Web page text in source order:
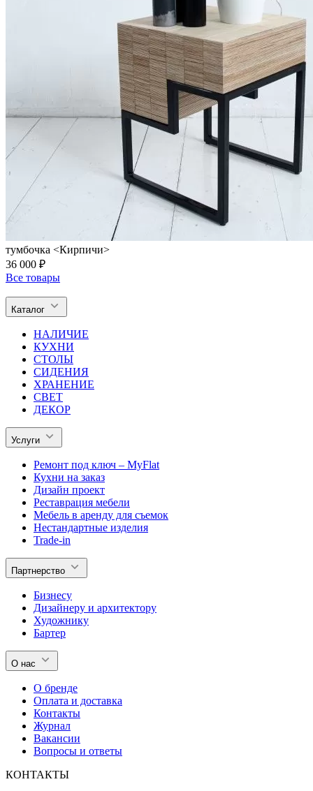
тумбочка <Кирпичи>
36 000 ₽
Все товары
Каталог
НАЛИЧИЕ
КУХНИ
СТОЛЫ
СИДЕНИЯ
ХРАНЕНИЕ
СВЕТ
ДЕКОР
Услуги
Ремонт под ключ – MyFlat
Кухни на заказ
Дизайн проект
Реставрация мебели
Мебель в аренду для съемок
Нестандартные изделия
Trade-in
Партнерство
Бизнесу
Дизайнеру и архитектору
Художнику
Бартер
О нас
О бренде
Оплата и доставка
Контакты
Журнал
Вакансии
Вопросы и ответы
КОНТАКТЫ